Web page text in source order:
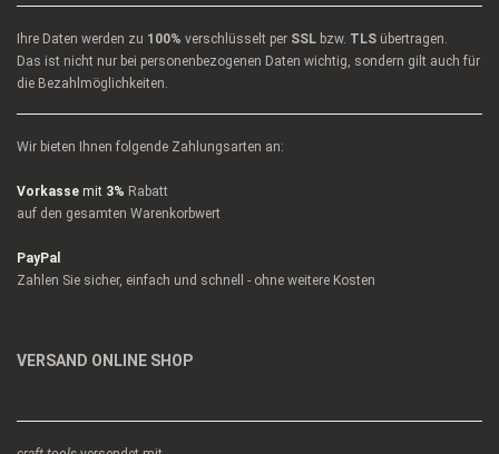
Ihre Daten werden zu 100% verschlüsselt per SSL bzw. TLS übertragen.
Das ist nicht nur bei personenbezogenen Daten wichtig, sondern gilt auch für
die Bezahlmöglichkeiten.
Wir bieten Ihnen folgende Zahlungsarten an:
Vorkasse mit 3% Rabatt
auf den gesamten Warenkorbwert
PayPal
Zahlen Sie sicher, einfach und schnell - ohne weitere Kosten
VERSAND ONLINE SHOP